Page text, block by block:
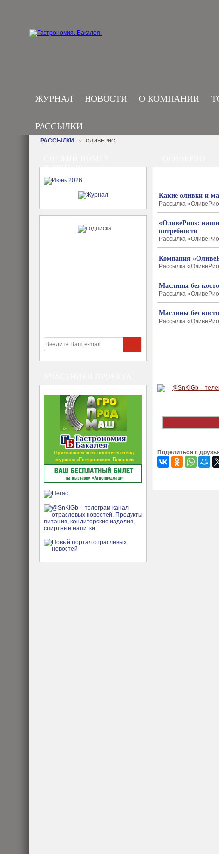
ЖУРНАЛ НОВОСТИ О КОМПАНИИ
РАССЫЛКИ
ЖУРНАЛА
РАССЫЛКИ › ОЛИВЕРИО
Какие оливки и
Рассылка
«ОливеРио»: наши
потребности
Рассылка
Компания
Рассылка
Маслины без
Рассылка
Маслины без
Рассылка
Поделиться с